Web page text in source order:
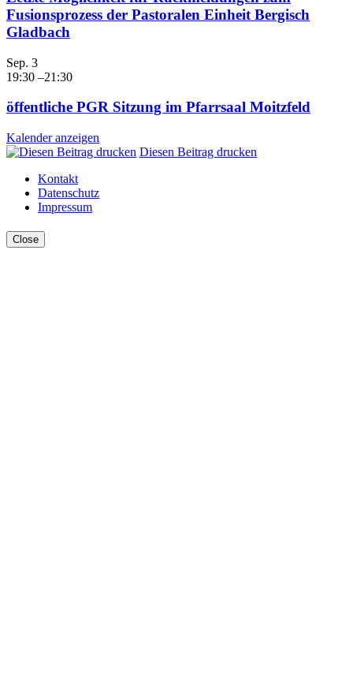
Fusionsprozess der Pastoralen Einheit Bergisch
Gladbach
Sep. 3
19:30 –21:30
öffentliche PGR Sitzung im Pfarrsaal Moitzfeld
Kalender anzeigen
Diesen Beitrag drucken
Kontakt
Datenschutz
Impressum
Close